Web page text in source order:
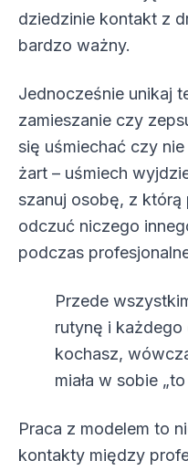
dziedzinie kontakt z
bardzo ważny.
Jednocześnie unikaj
zamieszanie czy
się uśmiechać czy
żart – uśmiech
szanuj osobę, z którą
odczuć niczego
podczas
Przede
rutynę i
kochasz,
miała w sobie „to
Praca z modelem to
kontakty między